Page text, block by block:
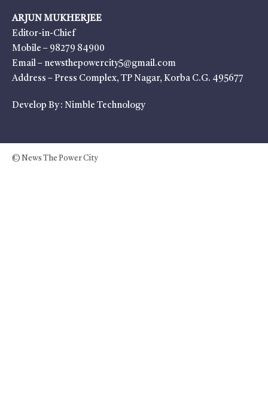
ARJUN MUKHERJEE
Editor-in-Chief
Mobile – 98279 84900
Email – newsthepowercity5@gmail.com
Address – Press Complex, TP Nagar, Korba C.G. 495677
Develop By : Nimble Technology
© News The Power City